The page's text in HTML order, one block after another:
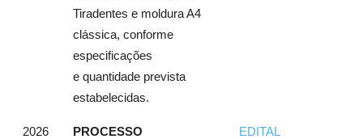
Tiradentes e moldura A4
clássica, conforme
especificações
e quantidade prevista
estabelecidas.
2026
PROCESSO
EDITAL